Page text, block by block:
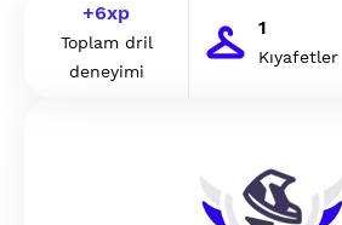
+6xp
Toplam dril
deneyimi
1
Kıyafetler